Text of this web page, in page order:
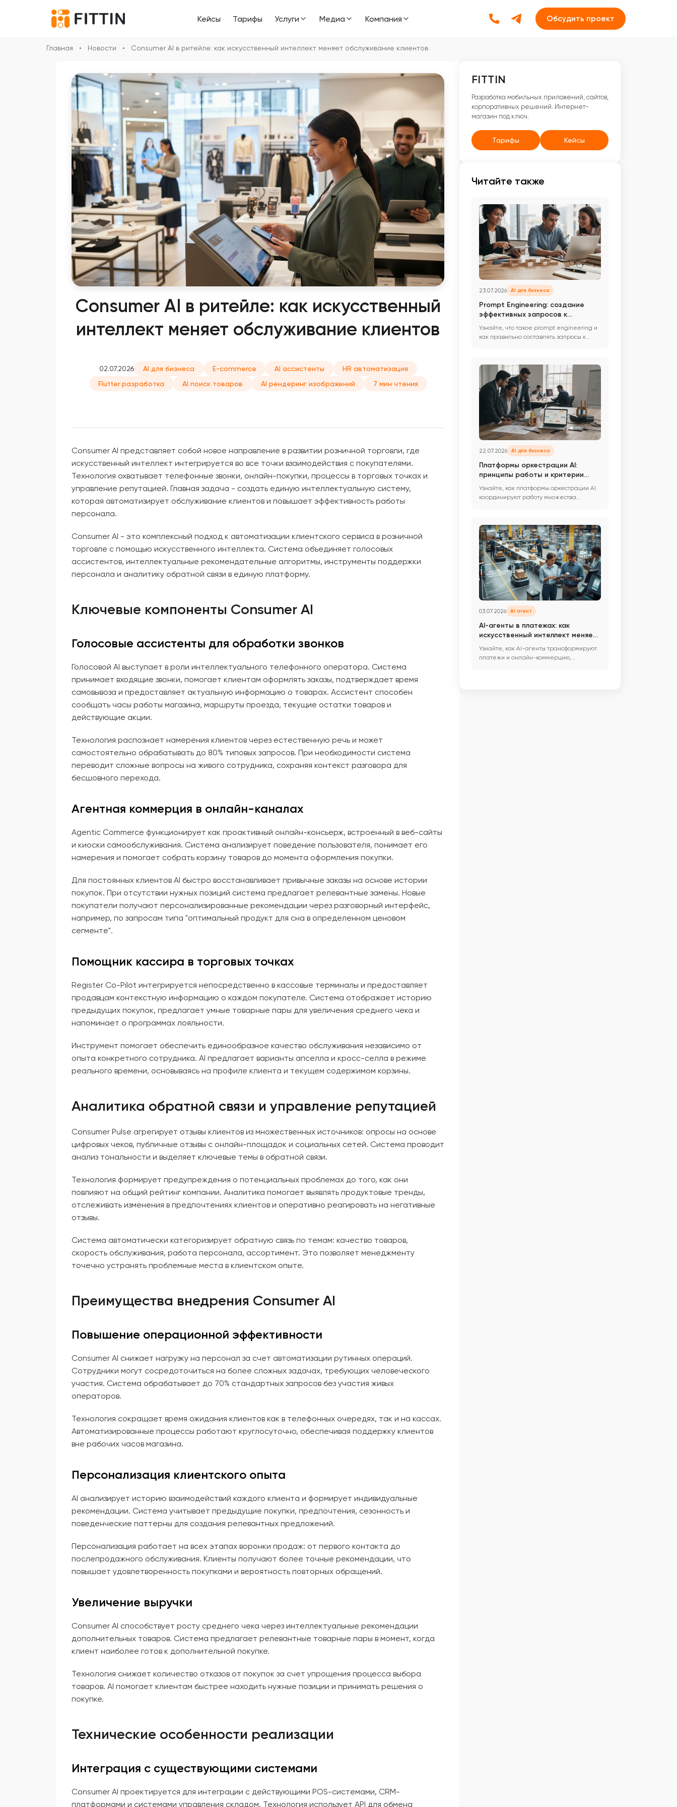
Кейсы Тарифы Услуги Медиа Компания Обсудить проект
Главная • Новости • Consumer AI в ритейле: как искусственный интеллект меняет обслуживание клиентов
Consumer AI в ритейле: как искусственный
интеллект меняет обслуживание клиентов
02.07.2026 AI для бизнеса E-commerce AI ассистенты
HR автоматизация
Flutter разработка
AI поиск товаров AI рендеринг изображений 7 мин чтения
Consumer AI представляет собой новое направление в развитии розничной торговли, где
искусственный интеллект интегрируется во все точки взаимодействия с покупателями.
Технология охватывает телефонные звонки, онлайн-покупки, процессы в торговых точках и
управление репутацией. Главная задача - создать единую интеллектуальную систему,
которая автоматизирует обслуживание клиентов и повышает эффективность работы
персонала.
Consumer AI - это комплексный подход к автоматизации клиентского сервиса в розничной
торговле с помощью искусственного интеллекта. Система объединяет голосовых
ассистентов, интеллектуальные рекомендательные алгоритмы, инструменты поддержки
персонала и аналитику обратной связи в единую платформу.
Ключевые компоненты Consumer AI
Голосовые ассистенты для обработки звонков
Голосовой AI выступает в роли интеллектуального телефонного оператора. Система
принимает входящие звонки, помогает клиентам оформлять заказы, подтверждает время
самовывоза и предоставляет актуальную информацию о товарах. Ассистент способен
сообщать часы работы магазина, маршруты проезда, текущие остатки товаров и
действующие акции.
Технология распознает намерения клиентов через естественную речь и может
самостоятельно обрабатывать до 80% типовых запросов. При необходимости система
переводит сложные вопросы на живого сотрудника, сохраняя контекст разговора для
бесшовного перехода.
Агентная коммерция в онлайн-каналах
Agentic Commerce функционирует как проактивный онлайн-консьерж, встроенный в веб-сайты
и киоски самообслуживания. Система анализирует поведение пользователя, понимает его
намерения и помогает собрать корзину товаров до момента оформления покупки.
Для постоянных клиентов AI быстро восстанавливает привычные заказы на основе истории
покупок. При отсутствии нужных позиций система предлагает релевантные замены. Новые
покупатели получают персонализированные рекомендации через разговорный интерфейс,
например, по запросам типа "оптимальный продукт для сна в определенном ценовом
сегменте".
Помощник кассира в торговых точках
Register Co-Pilot интегрируется непосредственно в кассовые терминалы и предоставляет
продавцам контекстную информацию о каждом покупателе. Система отображает историю
предыдущих покупок, предлагает умные товарные пары для увеличения среднего чека и
напоминает о программах лояльности.
Инструмент помогает обеспечить единообразное качество обслуживания независимо от
опыта конкретного сотрудника. AI предлагает варианты апселла и кросс-селла в режиме
реального времени, основываясь на профиле клиента и текущем содержимом корзины.
Аналитика обратной связи и управление репутацией
Consumer Pulse агрегирует отзывы клиентов из множественных источников: опросы на основе
цифровых чеков, публичные отзывы с онлайн-площадок и социальных сетей. Система проводит
анализ тональности и выделяет ключевые темы в обратной связи.
Технология формирует предупреждения о потенциальных проблемах до того, как они
повлияют на общий рейтинг компании. Аналитика помогает выявлять продуктовые тренды,
отслеживать изменения в предпочтениях клиентов и оперативно реагировать на негативные
отзывы.
Система автоматически категоризирует обратную связь по темам: качество товаров,
скорость обслуживания, работа персонала, ассортимент. Это позволяет менеджменту
точечно устранять проблемные места в клиентском опыте.
Преимущества внедрения Consumer AI
Повышение операционной эффективности
Consumer AI снижает нагрузку на персонал за счет автоматизации рутинных операций.
Сотрудники могут сосредоточиться на более сложных задачах, требующих человеческого
участия. Система обрабатывает до 70% стандартных запросов без участия живых
операторов.
Технология сокращает время ожидания клиентов как в телефонных очередях, так и на кассах.
Автоматизированные процессы работают круглосуточно, обеспечивая поддержку клиентов
вне рабочих часов магазина.
Персонализация клиентского опыта
AI анализирует историю взаимодействий каждого клиента и формирует индивидуальные
рекомендации. Система учитывает предыдущие покупки, предпочтения, сезонность и
поведенческие паттерны для создания релевантных предложений.
Персонализация работает на всех этапах воронки продаж: от первого контакта до
послепродажного обслуживания. Клиенты получают более точные рекомендации, что
повышает удовлетворенность покупками и вероятность повторных обращений.
Увеличение выручки
Consumer AI способствует росту среднего чека через интеллектуальные рекомендации
дополнительных товаров. Система предлагает релевантные товарные пары в момент, когда
клиент наиболее готов к дополнительной покупке.
Технология снижает количество отказов от покупок за счет упрощения процесса выбора
товаров. AI помогает клиентам быстрее находить нужные позиции и принимать решения о
покупке.
Технические особенности реализации
Интеграция с существующими системами
Consumer AI проектируется для интеграции с действующими POS-системами, CRM-
платформами и системами управления складом. Технология использует API для обмена
FITTIN
Разработка мобильных приложений, сайтов,
корпоративных решений. Интернет-
магазин под ключ.
Тарифы Кейсы
Читайте также
23.07.2026 AI для бизнеса
Prompt Engineering: создание
эффективных запросов к
нейросетям для бизнеса
Узнайте, что такое prompt engineering и
как правильно составлять запросы к
22.07.2026 AI для бизнеса
Платформы оркестрации AI:
принципы работы и критерии
выбора для бизнеса
Узнайте, как платформы оркестрации AI
координируют работу множества
03.07.2026 AI агент
AI-агенты в платежах: как
искусственный интеллект меняет
онлайн-коммерцию
Узнайте, как AI-агенты трансформируют
платежи и онлайн-коммерцию,